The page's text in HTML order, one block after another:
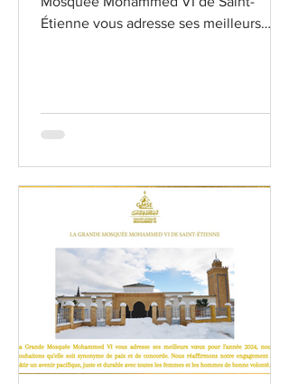
Étienne vous adresse ses meilleurs